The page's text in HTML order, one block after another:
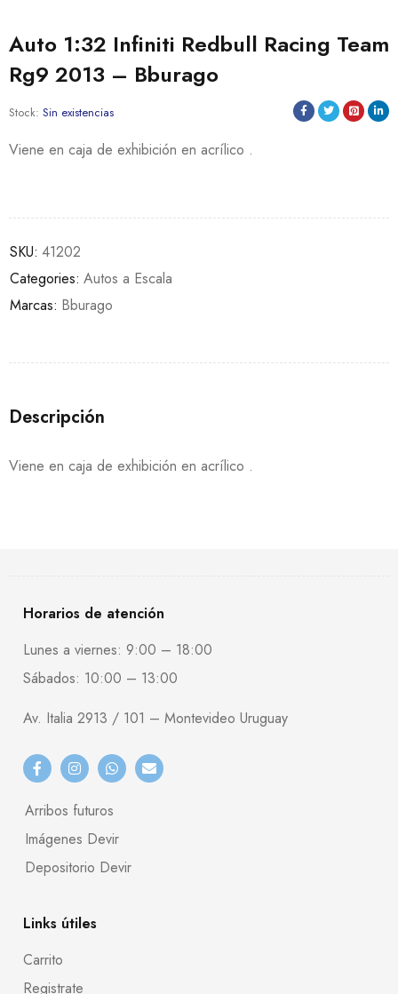
Auto 1:32 Infiniti Redbull Racing Team
Rg9 2013 – Bburago
Stock: Sin existencias
Viene en caja de exhibición en acrílico .
SKU: 41202
Categories: Autos a Escala
Marcas: Bburago
Descripción
Viene en caja de exhibición en acrílico .
Horarios de atención
Lunes a viernes: 9:00 – 18:00
Sábados: 10:00 – 13:00
Av. Italia 2913 / 101 – Montevideo Uruguay
Arribos futuros
Imágenes Devir
Depositorio Devir
Links útiles
Carrito
Registrate